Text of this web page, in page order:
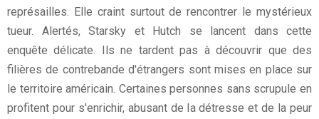
représailles. Elle craint surtout de rencontrer le mystérieux
tueur. Alertés, Starsky et Hutch se lancent dans cette
enquête délicate. Ils ne tardent pas à découvrir que des
filières de contrebande d'étrangers sont mises en place sur
le territoire américain. Certaines personnes sans scrupule en
profitent pour s'enrichir, abusant de la détresse et de la peur